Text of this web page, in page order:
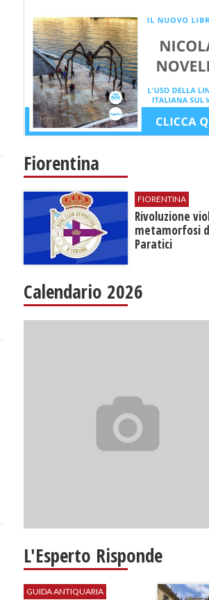
Fiorentina
FIORENTINA
​Rivoluzione
metamorfosi
Paratici
Calendario 2026
L'Esperto Risponde
GUIDA ANTIQUARIA